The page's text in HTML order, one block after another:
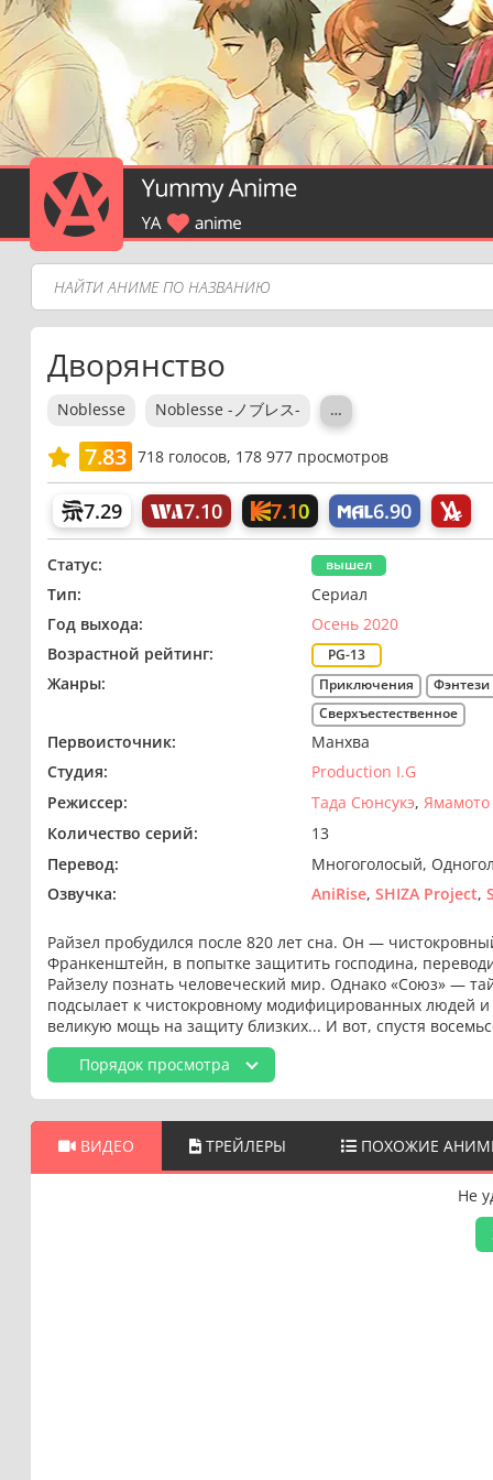
Дворянство
Noblesse Noblesse -ノブレス- …
7.83 718голосов, 178 977 просмотров
7.29 7.10 7.10 6.90
Статус: вышел
Тип:
Сериал
Год выхода:
Осень 2020
Возрастной рейтинг:
PG-13
Жанры: Приключения Фэнтези
Сверхъестественное
Первоисточник:
Манхва
Студия:
Production I.G
Режиссер:
Тада Сюнсукэ Ямамото
Количество серий:
13
Перевод:
Многоголосый
Озвучка:
AniRise SHIZA Project
Райзел пробудился после 820 лет сна. Он —
Франкенштейн, в попытке защитить господина,
Райзелу познать человеческий мир. Однако «Союз» —
подсылает к чистокровному модифицированных людей
великую мощь на защиту близких... И вот, спустя
Порядок просмотра
ВИДЕО ТРЕЙЛЕРЫ ПОХОЖИЕ
Не